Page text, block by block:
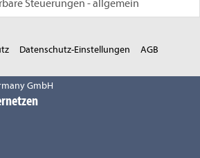
Steuerungen - allgemein
Datenschutz-Einstellungen AGB
GmbH